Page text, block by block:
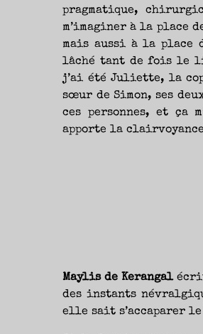
D’AUTRES
REMETTRE
ADVIENT.
AIRE(S)
pragmatique,
m’imaginer à la place
mais aussi à la place
lâché tant de fois le
j’ai été Juliette, la
sœur de Simon, ses
ces personnes, et ça
apporte la
Maylis de Kerangalécrit
des instants
elle sait s’accaparer